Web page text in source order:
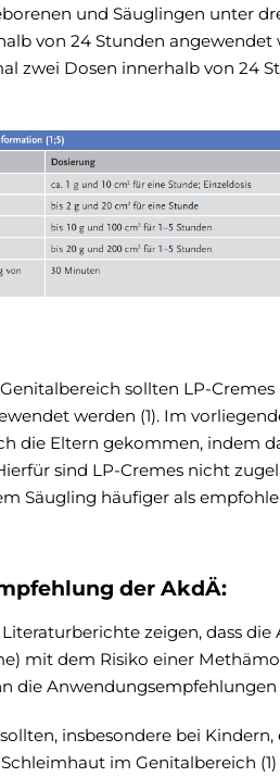
und Säuglingen unter
von 24 Stunden
zwei Dosen innerhalb von 24
sollten LP-
werden (1). Im
die Eltern gekommen, indem
sind LP-Cremes nicht
Säugling häufiger als
der AkdÄ:
zeigen, dass
mit dem Risiko einer
die
insbesondere bei Kindern,
im Genitalbereich